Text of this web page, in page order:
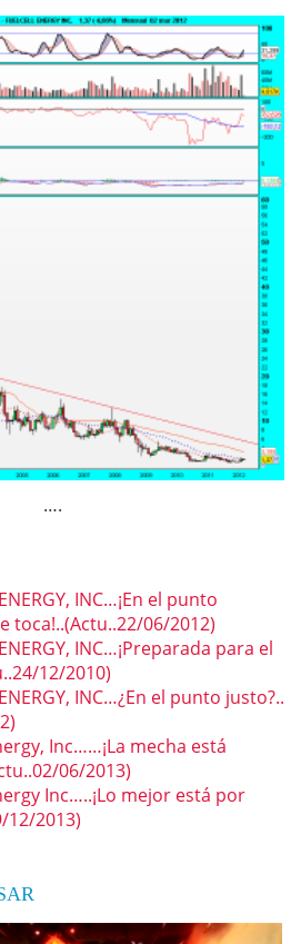
….
INC…¡En el punto
toca!..(Actu..22/06/2012)
ENERGY, INC…¡Preparada para el
12/2010)
ENERGY, INC…¿En el punto justo?..
Inc……¡La mecha está
06/2013)
Inc…..¡Lo mejor está por
12/2013)